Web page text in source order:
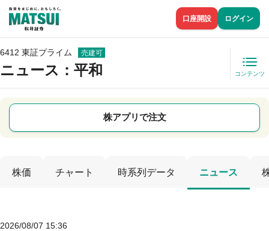
口座開設 ログイン
6412 東証プライム 売建可
ニュース ：平和 コンテンツ
株アプリで注文
株価 チャート 時系列データ ニュース
2026/08/07 15:36